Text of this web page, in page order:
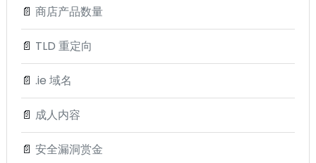
📄 商店产品数量
📄 TLD 重定向
📄 .ie 域名
📄 成人内容
📄 安全漏洞赏金